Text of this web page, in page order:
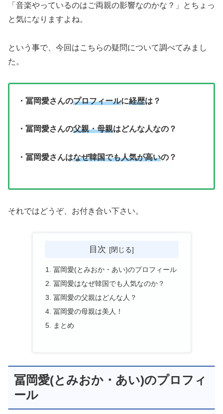
「音楽やっているのはご両親の影響なのかな？」とちょっ
と気になりますよね。
という事で、今回はこちらの疑問について調べてみまし
た。
・冨岡愛さんのプロフィールに経歴は？
・冨岡愛さんの父親・母親はどんな人なの？
・冨岡愛さんはなぜ韓国でも人気が高いの？
それではどうぞ、お付き合い下さい。
目次
冨岡愛(とみおか・あい)のプロフィール
冨岡愛はなぜ韓国でも人気なのか？
冨岡愛の父親はどんな人？
冨岡愛の母親は美人！
まとめ
冨岡愛(とみおか・あい)のプロフィ
ール